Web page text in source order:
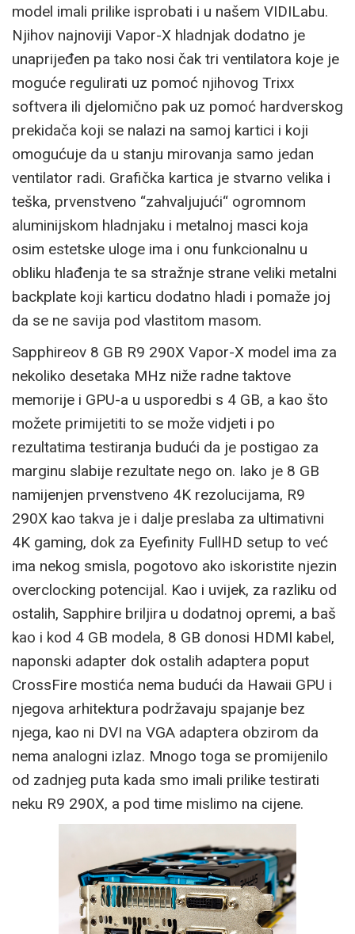
model imali prilike isprobati i u našem VIDILabu.
Njihov najnoviji Vapor-X hladnjak dodatno je
unaprijeđen pa tako nosi čak tri ventilatora koje je
moguće regulirati uz pomoć njihovog Trixx
softvera ili djelomično pak uz pomoć hardverskog
prekidača koji se nalazi na samoj kartici i koji
omogućuje da u stanju mirovanja samo jedan
ventilator radi. Grafička kartica je stvarno velika i
teška, prvenstveno “zahvaljujući“ ogromnom
aluminijskom hladnjaku i metalnoj masci koja
osim estetske uloge ima i onu funkcionalnu u
obliku hlađenja te sa stražnje strane veliki metalni
backplate koji karticu dodatno hladi i pomaže joj
da se ne savija pod vlastitom masom.
Sapphireov 8 GB R9 290X Vapor-X model ima za
nekoliko desetaka MHz niže radne taktove
memorije i GPU-a u usporedbi s 4 GB, a kao što
možete primijetiti to se može vidjeti i po
rezultatima testiranja budući da je postigao za
marginu slabije rezultate nego on. Iako je 8 GB
namijenjen prvenstveno 4K rezolucijama, R9
290X kao takva je i dalje preslaba za ultimativni
4K gaming, dok za Eyefinity FullHD setup to već
ima nekog smisla, pogotovo ako iskoristite njezin
overclocking potencijal. Kao i uvijek, za razliku od
ostalih, Sapphire briljira u dodatnoj opremi, a baš
kao i kod 4 GB modela, 8 GB donosi HDMI kabel,
naponski adapter dok ostalih adaptera poput
CrossFire mostića nema budući da Hawaii GPU i
njegova arhitektura podržavaju spajanje bez
njega, kao ni DVI na VGA adaptera obzirom da
nema analogni izlaz. Mnogo toga se promijenilo
od zadnjeg puta kada smo imali prilike testirati
neku R9 290X, a pod time mislimo na cijene.